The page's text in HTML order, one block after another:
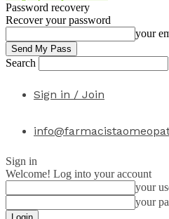
Password recovery
Recover your password
your
Search
Sign in / Join
Sign in
Welcome! Log into your account
your
your